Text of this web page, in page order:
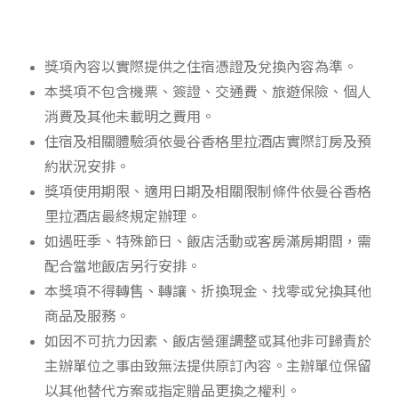
獎項內容以實際提供之住宿憑證及兌換內容為準。
本獎項不包含機票、簽證、交通費、旅遊保險、個人
消費及其他未載明之費用。
住宿及相關體驗須依曼谷香格里拉酒店實際訂房及預
約狀況安排。
獎項使用期限、適用日期及相關限制條件依曼谷香格
里拉酒店最終規定辦理。
如遇旺季、特殊節日、飯店活動或客房滿房期間，需
配合當地飯店另行安排。
本獎項不得轉售、轉讓、折換現金、找零或兌換其他
商品及服務。
如因不可抗力因素、飯店營運調整或其他非可歸責於
主辦單位之事由致無法提供原訂內容。主辦單位保留
以其他替代方案或指定贈品更換之權利。